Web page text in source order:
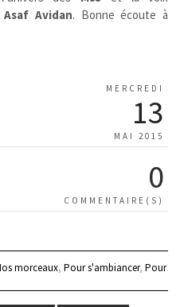
Asaf Avidan. Bonne écoute à
MERCREDI
13
MAI 2015
0
COMMENTAIRE(S)
morceaux, Pour s'ambiancer, Pour